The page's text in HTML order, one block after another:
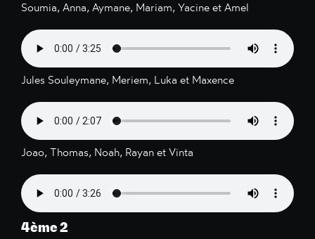
Soumia, Anna, Aymane, Mariam, Yacine et Amel
Jules Souleymane, Meriem, Luka et Maxence
Joao, Thomas, Noah, Rayan et Vinta
4ème 2